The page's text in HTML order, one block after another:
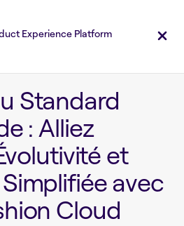
Experience Platform
Standard
: Alliez
et
avec
Cloud